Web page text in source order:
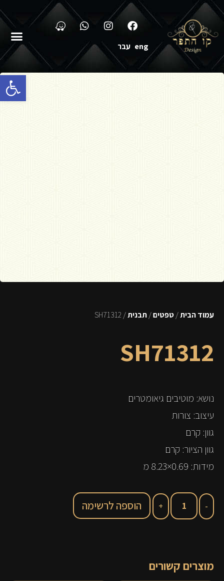
פתח
eng עבר
עמוד הבית/טפטים/תבנית/ SH71312
SH71312
נושא: מוטיבים גיאומטרים
עיצוב: צורות
גוון: קרם
גוון הציור: קרם ​
מידות: 0.69×8.23 מ
הוספה לרשימה
מוצרים קשורים